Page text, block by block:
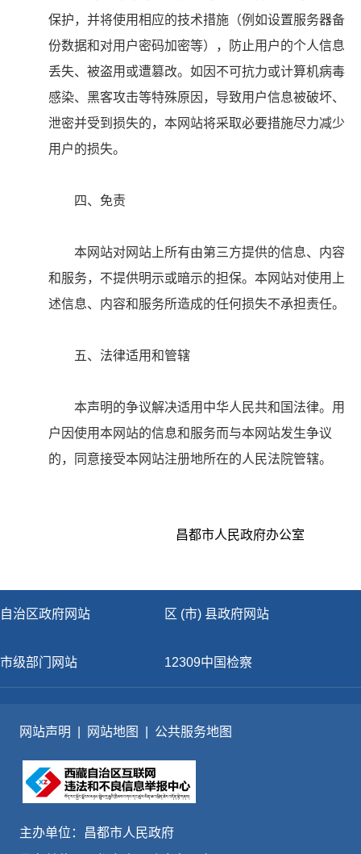
保护，并将使用相应的技术措施（例如设置服务器备
份数据和对用户密码加密等），防止用户的个人信息
丢失、被盗用或遭篡改。如因不可抗力或计算机病毒
感染、黑客攻击等特殊原因，导致用户信息被破坏、
泄密并受到损失的，本网站将采取必要措施尽力减少
用户的损失。
四、免责
本网站对网站上所有由第三方提供的信息、内容
和服务，不提供明示或暗示的担保。本网站对使用上
述信息、内容和服务所造成的任何损失不承担责任。
五、法律适用和管辖
本声明的争议解决适用中华人民共和国法律。用
户因使用本网站的信息和服务而与本网站发生争议
的，同意接受本网站注册地所在的人民法院管辖。
昌都市人民政府办公室
自治区政府网站 区 (市) 县政府网站
市级部门网站 12309中国检察
网站声明 网站地图 公共服务地图
主办单位：昌都市人民政府